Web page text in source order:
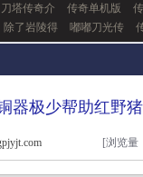
刀塔传奇介 传奇单机版
除了岩陵得 嘟嘟刀光传
器极少帮助红野
[浏览量